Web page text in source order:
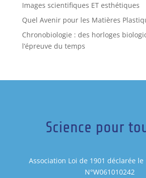
Images scientifiques ET esthétiques
Quel Avenir pour les Matières
Chronobiologie : des horloges
l’épreuve du temps
Science pour
Association Loi de 1901 déclarée
N°W061010242